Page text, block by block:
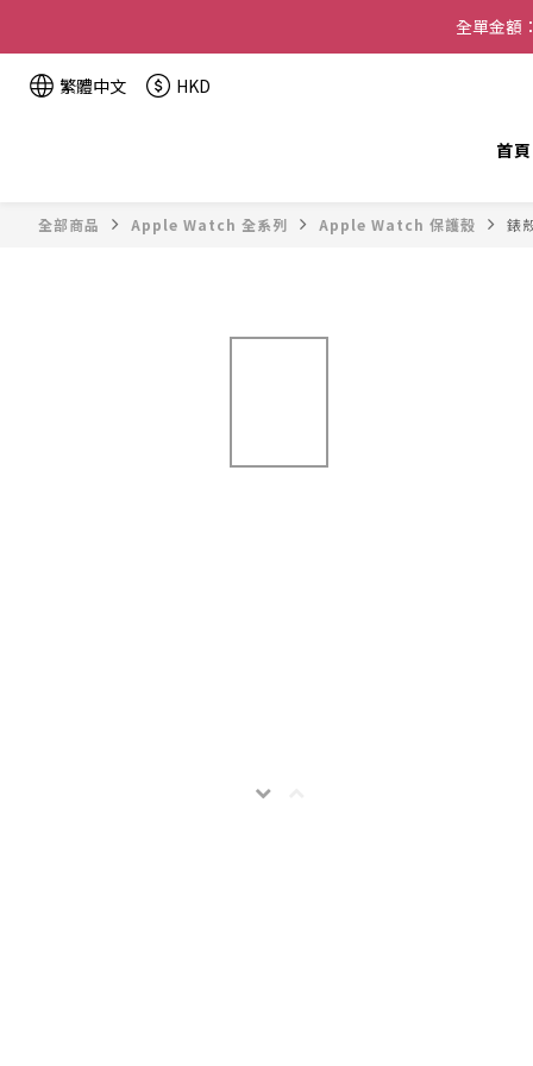
全單金額
繁體中文 HKD
首頁
全部商品 Apple Watch 全系列 Apple Watch 保護殼 錶